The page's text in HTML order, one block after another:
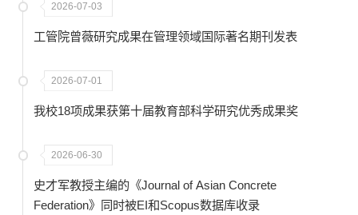
2026-07-03
工管院曾薇研究成果在管理领域国际著名期刊发表
2026-07-01
我校18项成果获第十届教育部科学研究优秀成果奖
2026-06-30
史才军教授主编的《Journal of Asian Concrete
Federation》同时被EI和Scopus数据库收录